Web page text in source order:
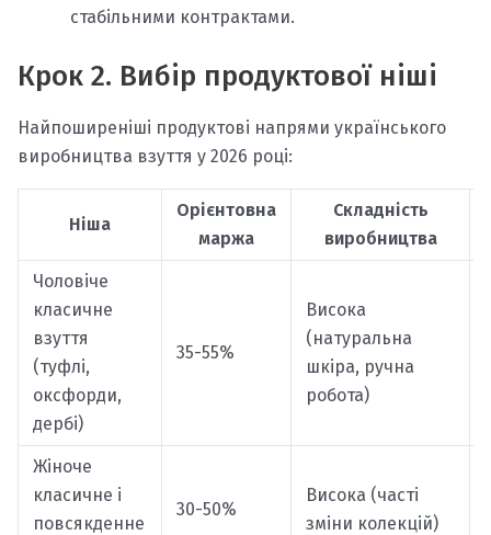
стабільними контрактами.
Крок 2. Вибір продуктової ніші
Найпоширеніші продуктові напрями українського
виробництва взуття у 2026 році:
Ніша
Орієнтовна
маржа
Складність
виробництва
Чоловіче
класичне
взуття
(туфлі,
оксфорди,
дербі)
35-55%
Висока
(натуральна
шкіра, ручна
робота)
Жіноче
класичне і
повсякденне
30-50%
Висока (часті
зміни колекцій)